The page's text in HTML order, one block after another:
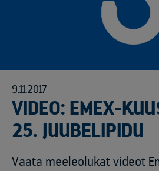
9.11.2017
VIDEO: EMEX-
25. JUUBELIPIDU
Vaata meeleolukat videot